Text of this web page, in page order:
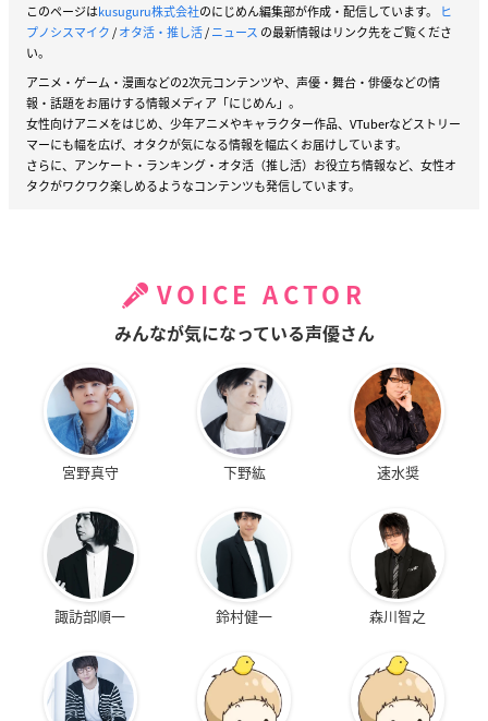
このページはkusuguru株式会社のにじめん編集部が作成・配信しています。
ヒ
プノシスマイク/オタ活・推し活/ニュース の最新情報はリンク先をご覧くださ
い。
アニメ・ゲーム・漫画などの2次元コンテンツや、声優・舞台・俳優などの情
報・話題をお届けする情報メディア「にじめん」。
女性向けアニメをはじめ、少年アニメやキャラクター作品、VTuberなどストリー
マーにも幅を広げ、オタクが気になる情報を幅広くお届けしています。
さらに、アンケート・ランキング・オタ活（推し活）お役立ち情報など、女性オ
タクがワクワク楽しめるようなコンテンツも発信しています。
VOICE ACTOR
みんなが気になっている声優さん
宮野真守 下野紘 速水奨
諏訪部順一 鈴村健一 森川智之